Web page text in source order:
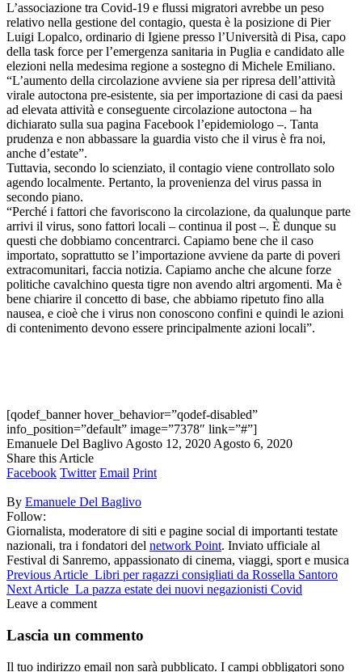
L’associazione tra Covid-19 e flussi migratori avrebbe un peso
relativo nella gestione del contagio, questa è la posizione di Pier
Luigi Lopalco, ordinario di Igiene presso l’Università di Pisa, capo
della task force per l’emergenza sanitaria in Puglia e candidato alle
elezioni nella medesima regione a sostegno di Michele Emiliano.
“L’aumento della circolazione avviene sia per ripresa dell’attività
virale autoctona pre-esistente, sia per importazione di casi da paesi
ad elevata attività e conseguente circolazione autoctona – ha
dichiarato sulla sua pagina Facebook l’epidemiologo –. Tanta
prudenza e non abbassare la guardia visto che il virus è fra noi,
anche d’estate”.
Tuttavia, secondo lo scienziato, il contagio viene controllato solo
agendo localmente. Pertanto, la provenienza del virus passa in
secondo piano.
“Perché i fattori che favoriscono la circolazione, da qualunque parte
arrivi il virus, sono fattori locali – continua il post –. È dunque su
questi che dobbiamo concentrarci. Capiamo bene che il caso
importato, soprattutto se l’importazione avviene da parte di poveri
extracomunitari, faccia notizia. Capiamo anche che alcune forze
politiche cavalchino questa tigre non avendo altri argomenti. Ma è
bene chiarire il concetto di base, che abbiamo ripetuto fino alla
nausea, e cioè che i virus non conoscono confini e quindi le azioni
di contenimento devono essere principalmente azioni locali”.
[qodef_banner hover_behavior=”qodef-disabled”
info_position=”default” image=”7378″ link=”#”]
Emanuele Del Baglivo Agosto 12, 2020 Agosto 6, 2020
Share this Article
Facebook Twitter Email Print
By Emanuele Del Baglivo
Follow:
Giornalista, moderatore di siti e pagine social di importanti testate
nazionali, tra i fondatori del network Point. Inviato ufficiale al
Festival di Sanremo, appassionato di cinema, viaggi, sport e musica
Previous Article Libri per ragazzi consigliati da Rossella Santoro
Next Article La pazza estate dei nuovi negazionisti Covid
Leave a comment
Lascia un commento
Il tuo indirizzo email non sarà pubblicato. I campi obbligatori sono